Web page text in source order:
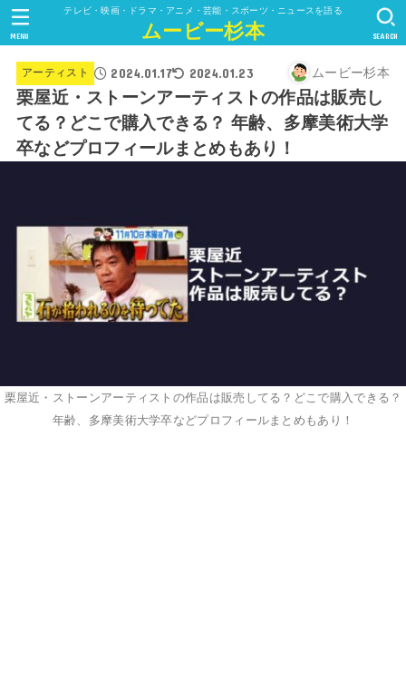
テレビ・映画・ドラマ・アニメ・芸能・スポーツ・ニュースを語る
ムービー杉本 SEARCH
MENU
アーティスト 2024.01.17 2024.01.23 ムービー杉本
栗屋近・ストーンアーティストの作品は販売し
てる？どこで購入できる？ 年齢、多摩美術大学
卒などプロフィールまとめもあり！
栗屋近・ストーンアーティストの作品は販売してる？どこで購入できる？
年齢、多摩美術大学卒などプロフィールまとめもあり！